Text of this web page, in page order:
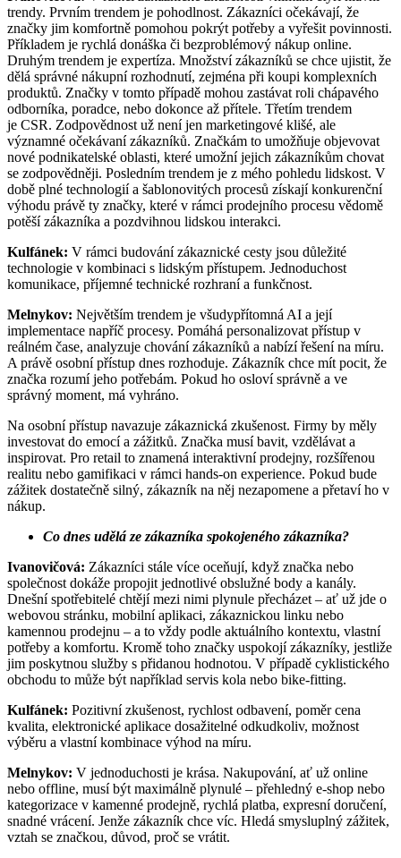
trendy. Prvním trendem je pohodlnost. Zákazníci očekávají, že
značky jim komfortně pomohou pokrýt potřeby a vyřešit povinnosti.
Příkladem je rychlá donáška či bezproblémový nákup online.
Druhým trendem je expertíza. Množství zákazníků se chce ujistit, že
dělá správné nákupní rozhodnutí, zejména při koupi komplexních
produktů. Značky v tomto případě mohou zastávat roli chápavého
odborníka, poradce, nebo dokonce až přítele. Třetím trendem
je CSR. Zodpovědnost už není jen marketingové klišé, ale
významné očekávaní zákazníků. Značkám to umožňuje objevovat
nové podnikatelské oblasti, které umožní jejich zákazníkům chovat
se zodpovědněji. Posledním trendem je z mého pohledu lidskost. V
době plné technologií a šablonovitých procesů získají konkurenční
výhodu právě ty značky, které v rámci prodejního procesu vědomě
potěší zákazníka a pozdvihnou lidskou interakci.
Kulfánek: V rámci budování zákaznické cesty jsou důležité
technologie v kombinaci s lidským přístupem. Jednoduchost
komunikace, příjemné technické rozhraní a funkčnost.
Melnykov: Největším trendem je všudypřítomná AI a její
implementace napříč procesy. Pomáhá personalizovat přístup v
reálném čase, analyzuje chování zákazníků a nabízí řešení na míru.
A právě osobní přístup dnes rozhoduje. Zákazník chce mít pocit, že
značka rozumí jeho potřebám. Pokud ho osloví správně a ve
správný moment, má vyhráno.
Na osobní přístup navazuje zákaznická zkušenost. Firmy by měly
investovat do emocí a zážitků. Značka musí bavit, vzdělávat a
inspirovat. Pro retail to znamená interaktivní prodejny, rozšířenou
realitu nebo gamifikaci v rámci hands-on experience. Pokud bude
zážitek dostatečně silný, zákazník na něj nezapomene a přetaví ho v
nákup.
Co dnes udělá ze zákazníka spokojeného zákazníka?
Ivanovičová: Zákazníci stále více oceňují, když značka nebo
společnost dokáže propojit jednotlivé obslužné body a kanály.
Dnešní spotřebitelé chtějí mezi nimi plynule přecházet – ať už jde o
webovou stránku, mobilní aplikaci, zákaznickou linku nebo
kamennou prodejnu – a to vždy podle aktuálního kontextu, vlastní
potřeby a komfortu. Kromě toho značky uspokojí zákazníky, jestliže
jim poskytnou služby s přidanou hodnotou. V případě cyklistického
obchodu to může být například servis kola nebo bike-fitting.
Kulfánek: Pozitivní zkušenost, rychlost odbavení, poměr cena
kvalita, elektronické aplikace dosažitelné odkudkoliv, možnost
výběru a vlastní kombinace výhod na míru.
Melnykov: V jednoduchosti je krása. Nakupování, ať už online
nebo offline, musí být maximálně plynulé – přehledný e-shop nebo
kategorizace v kamenné prodejně, rychlá platba, expresní doručení,
snadné vrácení. Jenže zákazník chce víc. Hledá smysluplný zážitek,
vztah se značkou, důvod, proč se vrátit.